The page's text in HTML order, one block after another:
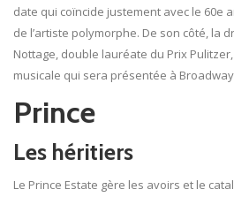
date qui coïncide justement avec le 60e
de l’artiste polymorphe. De son côté, la
Nottage, double lauréate du Prix
musicale qui sera présentée à
Prince
Les héritiers
Le Prince Estate gère les avoirs et le